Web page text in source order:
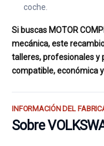
coche.
Si buscas MOTOR
mecánica, este
talleres, profesionales y
compatible, económica
INFORMACIÓN DEL
Sobre